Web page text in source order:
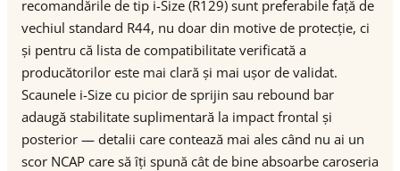
recomandările de tip i-Size (R129) sunt preferabile față de
vechiul standard R44, nu doar din motive de protecție, ci
și pentru că lista de compatibilitate verificată a
producătorilor este mai clară și mai ușor de validat.
Scaunele i-Size cu picior de sprijin sau rebound bar
adaugă stabilitate suplimentară la impact frontal și
posterior — detalii care contează mai ales când nu ai un
scor NCAP care să îți spună cât de bine absoarbe caroseria